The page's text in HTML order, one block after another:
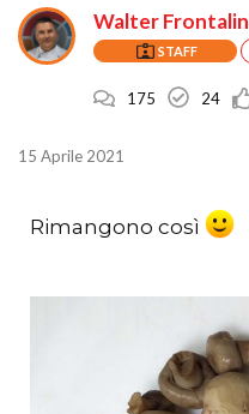
Walter
STAFF
175 24
15 Aprile 2021
Rimangono così